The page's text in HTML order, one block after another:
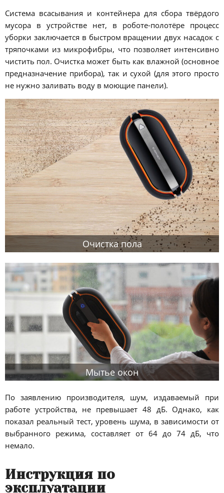
Система всасывания и контейнера для сбора твёрдого
мусора в устройстве нет, в роботе-полотёре процесс
уборки заключается в быстром вращении двух насадок с
тряпочками из микрофибры, что позволяет интенсивно
чистить пол. Очистка может быть как влажной (основное
предназначение прибора), так и сухой (для этого просто
не нужно заливать воду в моющие панели).
Очистка пола
Мытье окон
По заявлению производителя, шум, издаваемый при
работе устройства, не превышает 48 дБ. Однако, как
показал реальный тест, уровень шума, в зависимости от
выбранного режима, составляет от 64 до 74 дБ, что
немало.
Инструкция по
эксплуатации